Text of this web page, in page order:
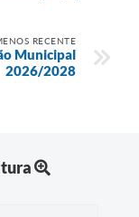
RECENTE
Municipal
2026/2028